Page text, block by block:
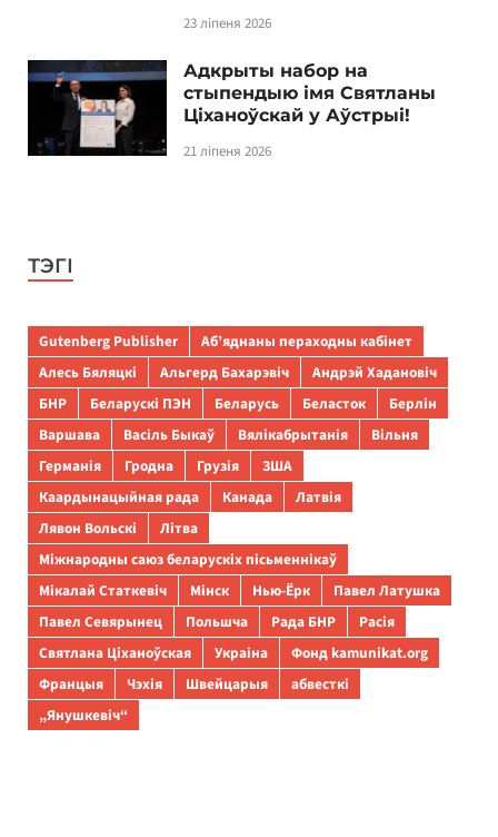
23 ліпеня 2026
Адкрыты набор на
стыпендыю імя Святланы
Ціханоўскай у Аўстрыі!
21 ліпеня 2026
ТЭГІ
Gutenberg Publisher
Аб’яднаны пераходны кабінет
Алесь Бяляцкі
Альгерд Бахарэвіч
Андрэй Хадановіч
БНР
Беларускі ПЭН Беларусь Беласток
Берлін
Варшава
Васіль Быкаў Вялікабрытанія
Вільня
Германія
Гродна Грузія
ЗША
Каардынацыйная рада
Канада
Латвія
Лявон Вольскі
Літва
Міжнародны саюз беларускіх пісьменнікаў
Мікалай Статкевіч
Мінск Нью-Ёрк
Павел Латушка
Павел Севярынец
Польшча Рада БНР
Расія
Святлана Ціханоўская
Украіна
Фонд kamunikat.org
Францыя
Чэхія Швейцарыя
абвесткі
„Янушкевіч“